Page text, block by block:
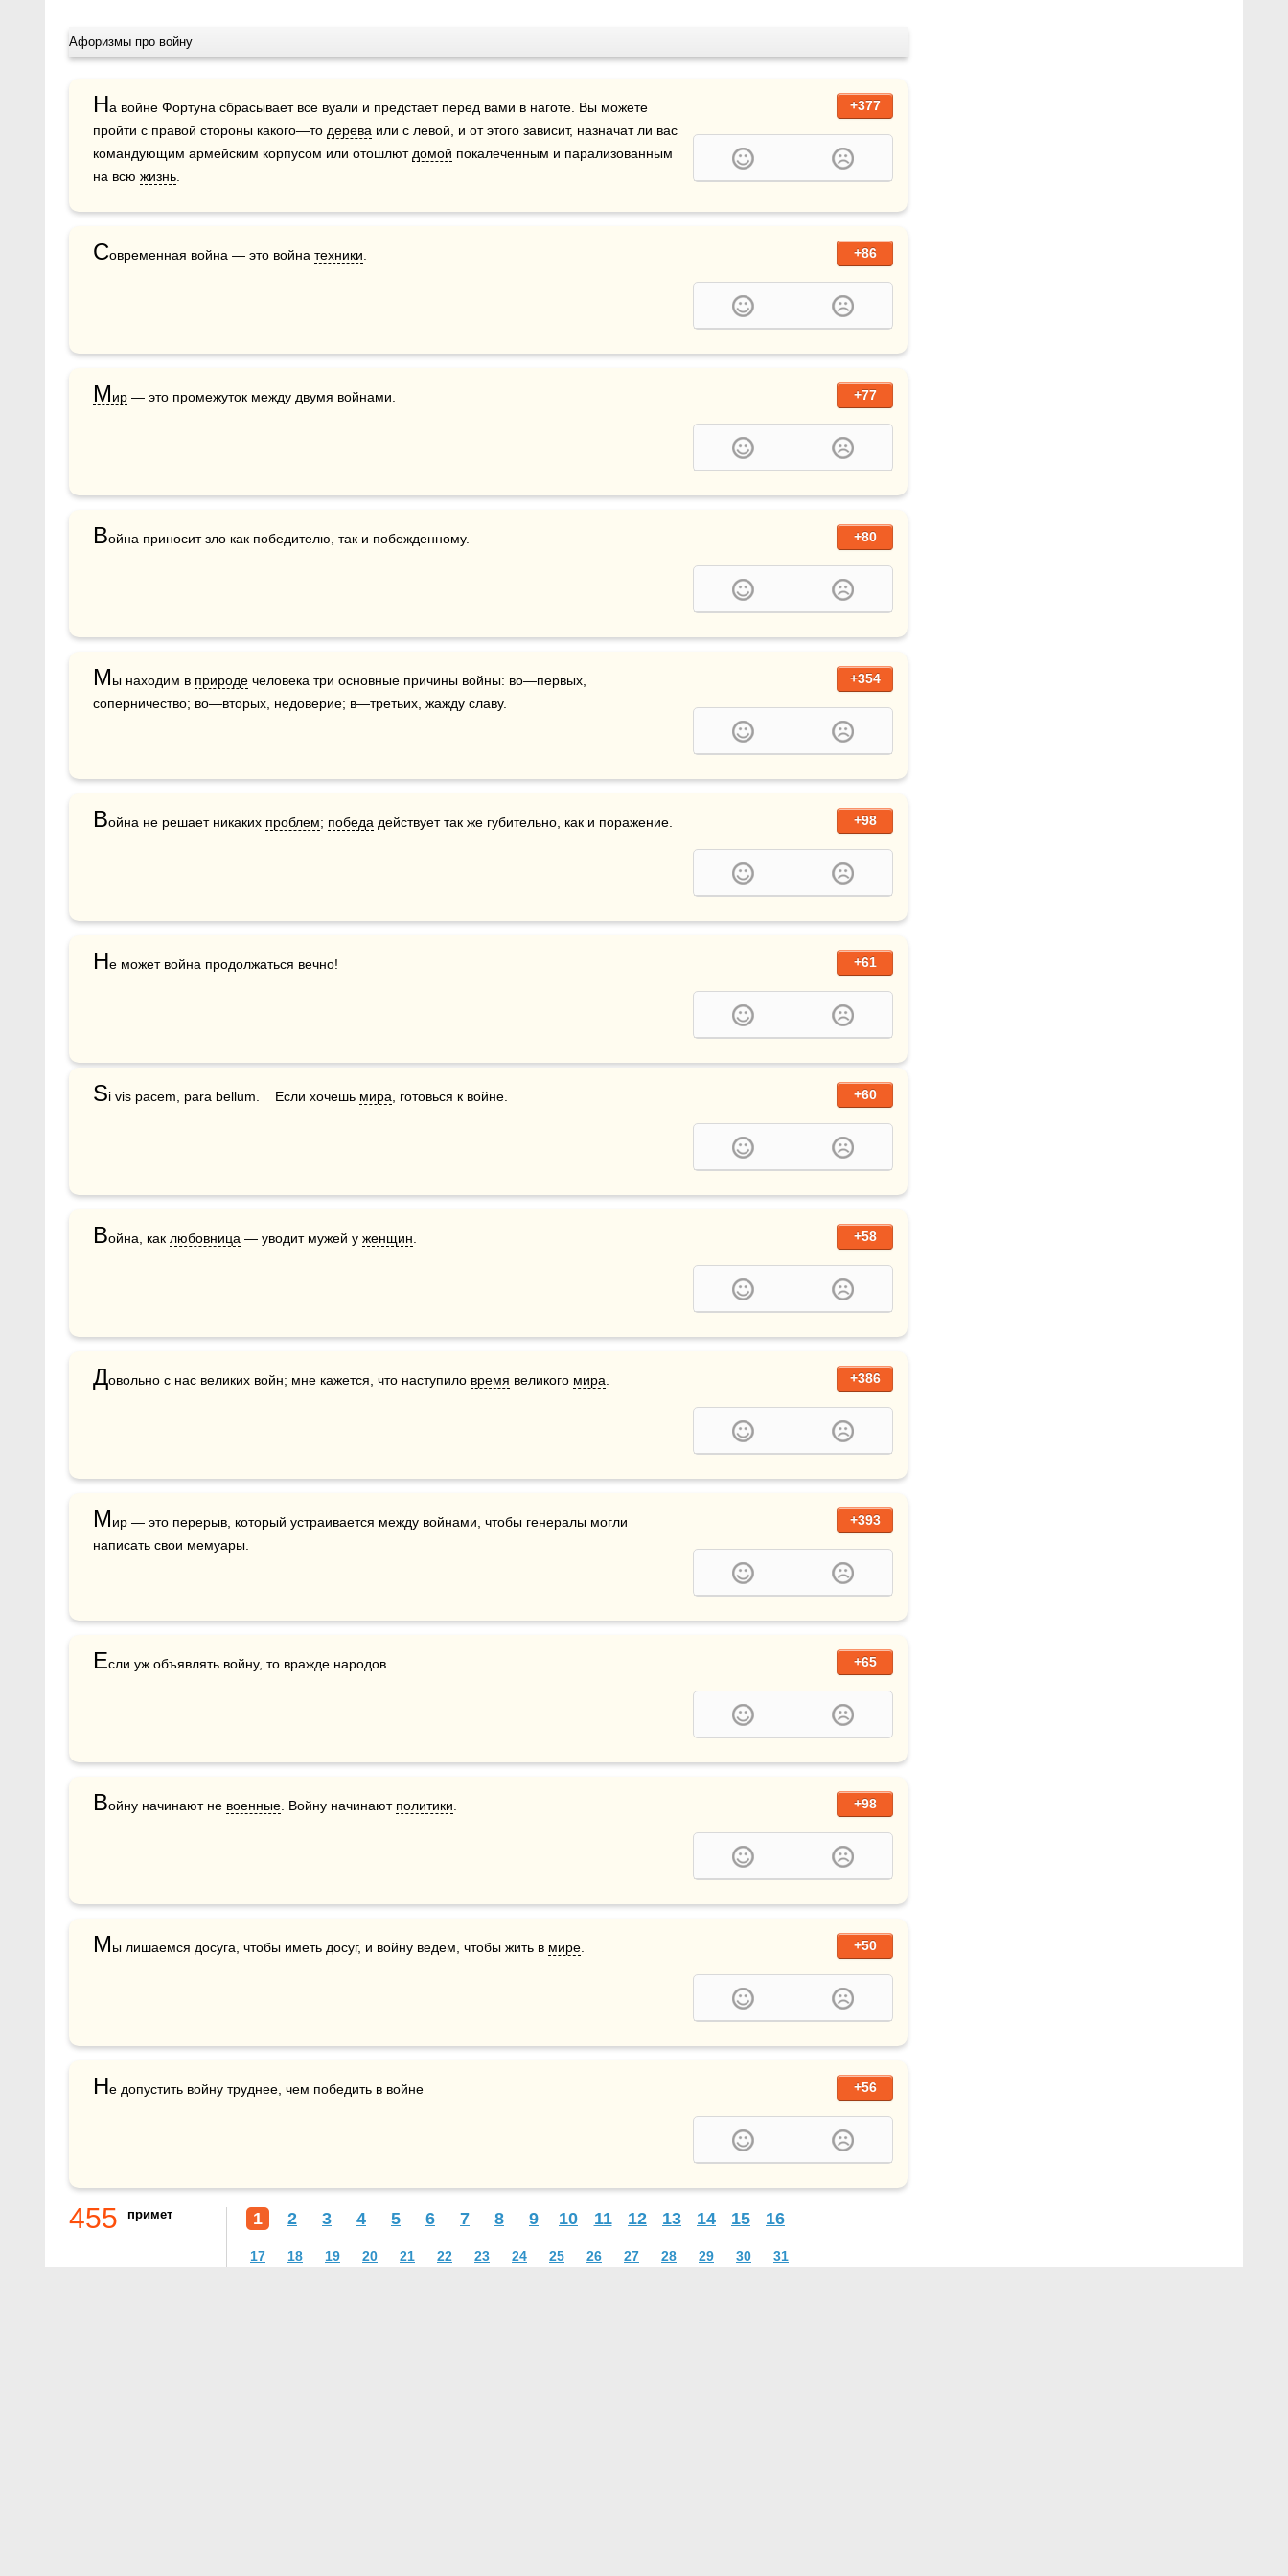
Афоризмы про войну
+377
На войне Фортуна сбрасывает все вуали и предстает перед вами в наготе. Вы можете
пройти с правой стороны какого—то дерева или с левой, и от этого зависит, назначат ли вас
командующим армейским корпусом или отошлют домой покалеченным и парализованным
на всю жизнь
+86
Современная война — это война техники
+77
Мир — это промежуток между двумя войнами.
+80
Война приносит зло как победителю, так и побежденному.
+354
Мы находим в природе человека три основные причины войны: во—первых,
соперничество; во—вторых, недоверие; в—третьих, жажду славу.
+98
Война не решает никаких проблем; победа действует так же губительно, как и поражение.
+61
Не может война продолжаться вечно!
+60
Si vis pacem, para bellum.    Если хочешь мира , готовься к войне.
+58
Война, как любовница — уводит мужей у женщин
+386
Довольно с нас великих войн; мне кажется, что наступило время великого мира
+393
Мир — это перерыв , который устраивается между войнами, чтобы генералы могли
написать свои мемуары.
+65
Если уж объявлять войну, то вражде народов.
+98
Войну начинают не военные . Войну начинают политики
+50
Мы лишаемся досуга, чтобы иметь досуг, и войну ведем, чтобы жить в мире
+56
Не допустить войну труднее, чем победить в войне
455 примет 1 2 3 4 5 6 7 8 9 10 11 12 13 14 15 16
17 18 19 20 21 22 23 24 25 26 27 28 29 30 31